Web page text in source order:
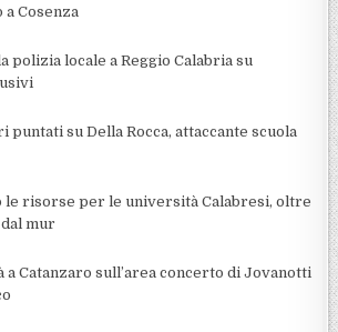
Cosenza
polizia locale a Reggio Calabria su
puntati su Della Rocca, attaccante scuola
le risorse per le università Calabresi, oltre
mur
a Catanzaro sull’area concerto di Jovanotti